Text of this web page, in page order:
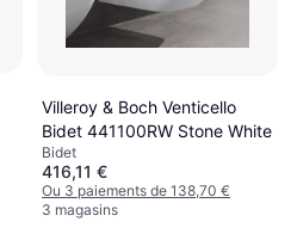
Villeroy & Boch Venticello
Bidet 441100RW Stone White
Bidet
416,11 €
Ou 3 paiements de 138,70 €
3 magasins